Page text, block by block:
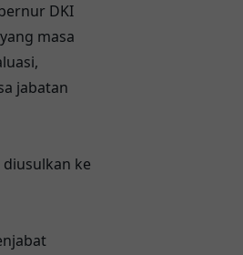
DKI
masa
jabatan
diusulkan ke